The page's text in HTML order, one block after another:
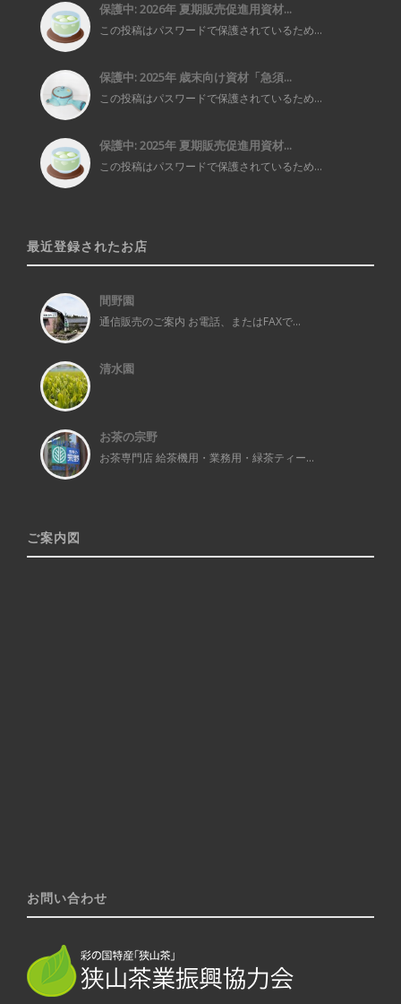
保護中: 2026年 夏期販売促進用資材...
この投稿はパスワードで保護されているため...
保護中: 2025年 歳末向け資材「急須...
この投稿はパスワードで保護されているため...
保護中: 2025年 夏期販売促進用資材...
この投稿はパスワードで保護されているため...
最近登録されたお店
間野園
通信販売のご案内 お電話、またはFAXで...
清水園
お茶の宗野
お茶専門店 給茶機用・業務用・緑茶ティー...
ご案内図
お問い合わせ